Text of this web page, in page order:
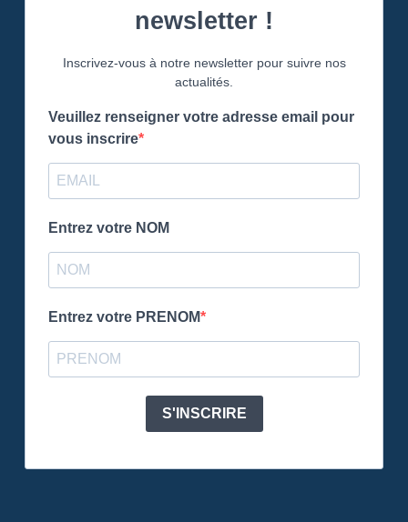
newsletter !
Inscrivez-vous à notre newsletter pour suivre nos
actualités.
Veuillez renseigner votre adresse email pour
vous inscrire
Entrez votre NOM
Entrez votre PRENOM
S'INSCRIRE